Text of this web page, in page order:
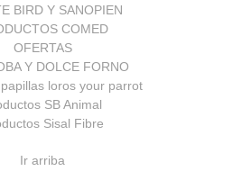
BIRD Y SANOPIEN
COMED
OFERTAS
Y DOLCE FORNO
loros your parrot
SB Animal
Sisal Fibre
Ir arriba